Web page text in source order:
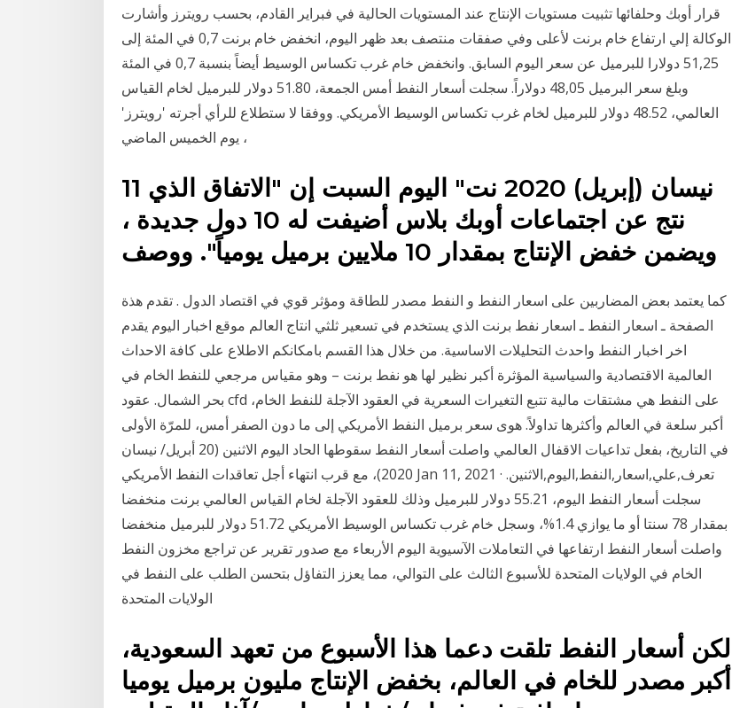
قرار أوبك وحلفائها تثبيت مستويات الإنتاج عند المستويات الحالية في فبراير القادم، بحسب رويترز وأشارت
الوكالة إلي ارتفاع خام برنت لأعلى وفي صفقات منتصف بعد ظهر اليوم، انخفض خام برنت 0,7 في المئة إلى
51,25 دولارا للبرميل عن سعر اليوم السابق. وانخفض خام غرب تكساس الوسيط أيضاً بنسبة 0,7 في المئة
وبلغ سعر البرميل 48,05 دولاراً. سجلت أسعار النفط أمس الجمعة، 51.80 دولار للبرميل لخام القياس
العالمي، 48.52 دولار للبرميل لخام غرب تكساس الوسيط الأمريكي. ووفقا لا ستطلاع للرأي أجرته 'رويترز'
يوم الخميس الماضي ،
11 نيسان (إبريل) 2020 نت" اليوم السبت إن "الاتفاق الذي
نتج عن اجتماعات أوبك بلاس أضيفت له 10 دول جديدة ،
كما يعتمد بعض المضاربين على اسعار النفط و النفط مصدر للطاقة ومؤثر قوي في اقتصاد الدول . تقدم هذة
الصفحة ـ اسعار النفط ـ اسعار نفط برنت الذي يستخدم في تسعير ثلثي انتاج العالم موقع اخبار اليوم يقدم
اخر اخبار النفط واحدث التحليلات الاساسية. من خلال هذا القسم بامكانكم الاطلاع على كافة الاحداث
العالمية الاقتصادية والسياسية المؤثرة أكبر نظير لها هو نفط برنت – وهو مقياس مرجعي للنفط الخام في
بحر الشمال. عقود cfd على النفط هي مشتقات مالية تتبع التغيرات السعرية في العقود الآجلة للنفط الخام،
أكبر سلعة في العالم وأكثرها تداولاً. هوى سعر برميل النفط الأمريكي إلى ما دون الصفر أمس، للمرّة الأولى
في التاريخ، بفعل تداعيات الاقفال العالمي واصلت أسعار النفط سقوطها الحاد اليوم الاثنين (20 أبريل/ نيسان
2020)، مع قرب انتهاء أجل تعاقدات النفط الأمريكي Jan 11, 2021 · تعرف,علي,اسعار,النفط,اليوم,الاثنين.
سجلت أسعار النفط اليوم، 55.21 دولار للبرميل وذلك للعقود الآجلة لخام القياس العالمي برنت منخفضا
بمقدار 78 سنتا أو ما يوازي 1.4%، وسجل خام غرب تكساس الوسيط الأمريكي 51.72 دولار للبرميل منخفضا
واصلت أسعار النفط ارتفاعها في التعاملات الآسيوية اليوم الأربعاء مع صدور تقرير عن تراجع مخزون النفط
الخام في الولايات المتحدة للأسبوع الثالث على التوالي، مما يعزز التفاؤل بتحسن الطلب على النفط في
الولايات المتحدة
لكن أسعار النفط تلقت دعما هذا الأسبوع من تعهد السعودية،
أكبر مصدر للخام في العالم، بخفض الإنتاج مليون برميل يوميا